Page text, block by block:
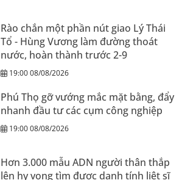
Rào chắn một phần nút giao Lý Thái
Tổ - Hùng Vương làm đường thoát
nước, hoàn thành trước 2-9
19:00 08/08/2026
Phú Thọ gỡ vướng mắc mặt bằng, đẩy
nhanh đầu tư các cụm công nghiệp
19:00 08/08/2026
Hơn 3.000 mẫu ADN người thân thắp
lên hy vọng tìm được danh tính liệt sĩ